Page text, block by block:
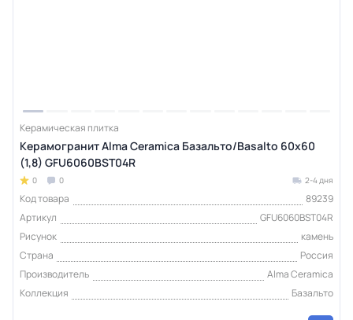
Керамическая плитка
Керамогранит Alma Ceramica Базальто/Basalto 60х60
(1,8) GFU6060BST04R
0 0 2-4 дня
Код товара
89239
Артикул
GFU6060BST04R
Рисунок
камень
Страна
Россия
Производитель
Alma Ceramica
Коллекция
Базальто